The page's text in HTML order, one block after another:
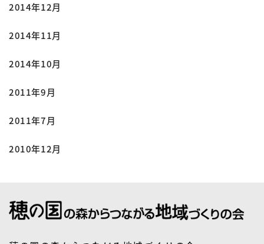
2014年12月
2014年11月
2014年10月
2011年9月
2011年7月
2010年12月